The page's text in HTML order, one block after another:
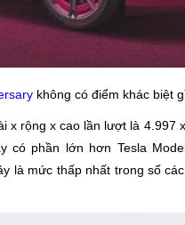
không có điểm khác biệt
rộng x cao lần lượt là 4.997
có phần lớn hơn Tesla
là mức thấp nhất trong số